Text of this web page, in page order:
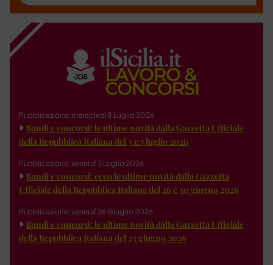
Pubblicazione: mercoledì 8 Luglio 2026
Bandi e concorsi: le ultime novità dalla Gazzetta Ufficiale
della Repubblica Italiana del 3 e 7 luglio 2026
Pubblicazione: venerdì 3 Luglio 2026
Bandi e concorsi: ecco le ultime novità dalla Gazzetta
Ufficiale della Repubblica Italiana del 26 e 30 giugno 2026
Pubblicazione: venerdì 26 Giugno 2026
Bandi e concorsi: le ultime novità dalla Gazzetta Ufficiale
della Repubblica Italiana del 23 giugno 2026